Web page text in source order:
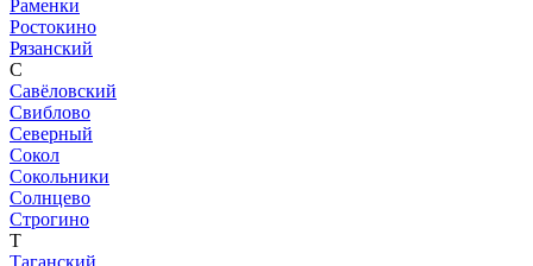
Раменки
Ростокино
Рязанский
С
Савёловский
Свиблово
Северный
Сокол
Сокольники
Солнцево
Строгино
Т
Таганский